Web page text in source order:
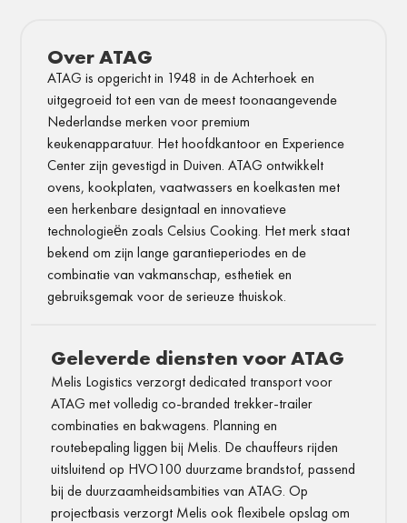
Over ATAG
ATAG is opgericht in 1948 in de Achterhoek en
uitgegroeid tot een van de meest toonaangevende
Nederlandse merken voor premium
keukenapparatuur. Het hoofdkantoor en Experience
Center zijn gevestigd in Duiven. ATAG ontwikkelt
ovens, kookplaten, vaatwassers en koelkasten met
een herkenbare designtaal en innovatieve
technologieën zoals Celsius Cooking. Het merk staat
bekend om zijn lange garantieperiodes en de
combinatie van vakmanschap, esthetiek en
gebruiksgemak voor de serieuze thuiskok.
Geleverde diensten voor ATAG
Melis Logistics verzorgt dedicated transport voor
ATAG met volledig co-branded trekker-trailer
combinaties en bakwagens. Planning en
routebepaling liggen bij Melis. De chauffeurs rijden
uitsluitend op HVO100 duurzame brandstof, passend
bij de duurzaamheidsambities van ATAG. Op
projectbasis verzorgt Melis ook flexibele opslag om